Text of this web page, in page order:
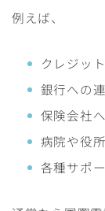
例えば、
クレジッ
銀行への
保険会社
病院や役
各種サポ